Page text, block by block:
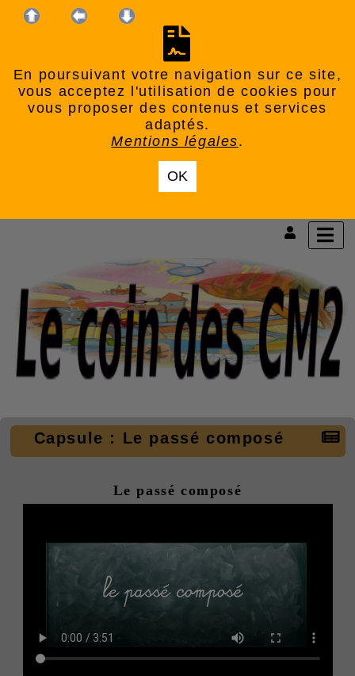
En poursuivant votre navigation sur ce site,
vous acceptez l'utilisation de cookies pour
vous proposer des contenus et services
adaptés.
Mentions légales.
OK
Capsule : Le passé composé
Le passé composé